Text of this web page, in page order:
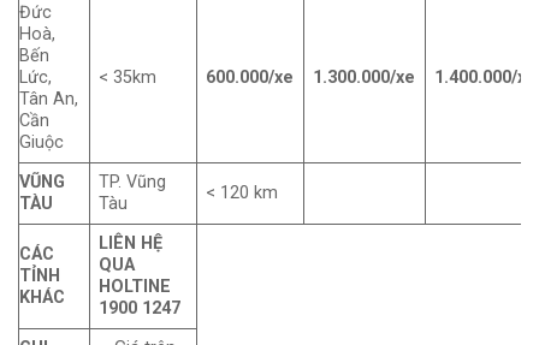
Đức
Hoà,
Bến
Lức,
Tân An,
Cần
Giuộc
< 35km 600.000/xe 1.300.000/xe 1.400.000/xe
VŨNG
TÀU
TP. Vũng
Tàu
< 120 km
CÁC
TỈNH
KHÁC
LIÊN HỆ
QUA
HOLTINE
1900 1247